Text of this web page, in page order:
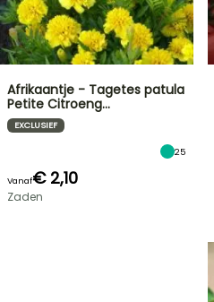
Afrikaantje - Tagetes patula
Petite Citroeng…
EXCLUSIEF
25
Vanaf€ 2,10
Zaden